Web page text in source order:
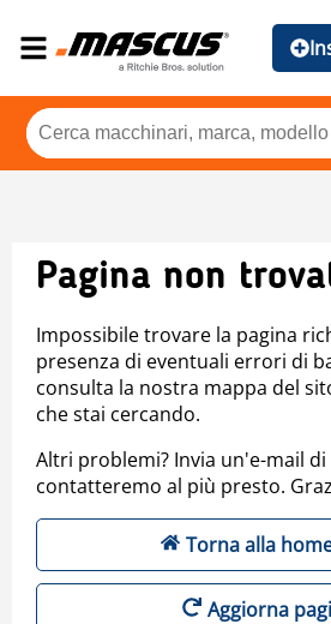
Pagina non
Impossibile trovare la pagina
presenza di eventuali errori di
consulta la nostra mappa del
che stai cercando.
Altri problemi? Invia un'e-mail
contatteremo al più presto.
Torna alla
Aggiorna